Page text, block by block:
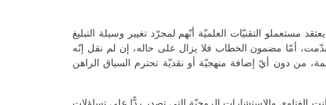
التقنيّات العلميّة أنّهم لمجرّد تغيير وسيلة التبليغ
أمّا مضمون الخطاب فلا يزال على حاله، إن لم نقل إنّه
من دون أيّ إضافة منهجيّة أو نقديّة تحترم السياق الراهن